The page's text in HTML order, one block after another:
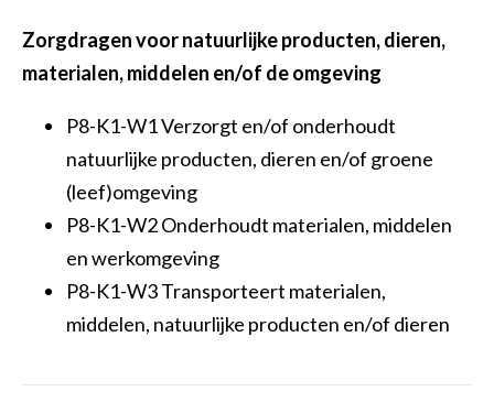
Zorgdragen voor natuurlijke producten, dieren,
materialen, middelen en/of de omgeving
P8-K1-W1 Verzorgt en/of onderhoudt
natuurlijke producten, dieren en/of groene
(leef)omgeving
P8-K1-W2 Onderhoudt materialen, middelen
en werkomgeving
P8-K1-W3 Transporteert materialen,
middelen, natuurlijke producten en/of dieren